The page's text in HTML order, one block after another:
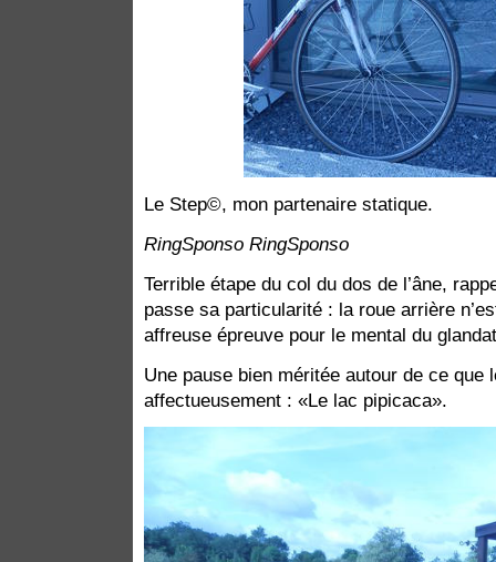
Le Step©, mon partenaire statique.
RingSponso RingSponso
Terrible étape du col du dos de l’âne,
passe sa particularité : la roue arrière
affreuse épreuve pour le mental du
Une pause bien méritée autour de ce que
affectueusement : «Le lac pipicaca».